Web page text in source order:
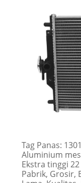
Tag Panas:
Aluminium
Ekstra tinggi
Pabrik, Grosir,